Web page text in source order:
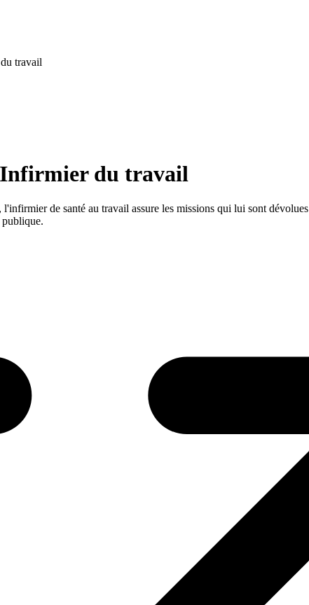
travail
du travail
de santé au travail assure les missions qui lui sont
publique.